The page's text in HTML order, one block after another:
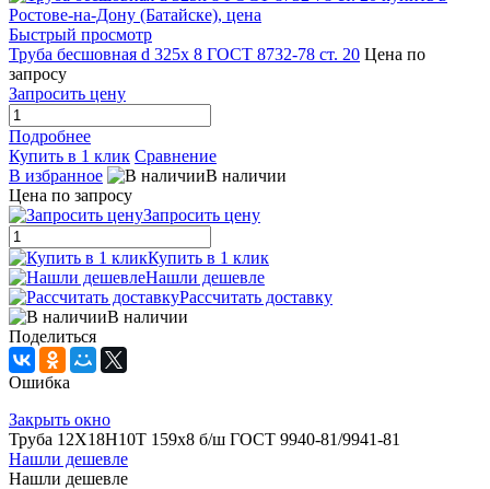
Быстрый просмотр
Труба бесшовная d 325х 8 ГОСТ 8732-78 ст. 20 Цена по
запросу
Запросить цену
Подробнее
Купить в 1 клик Сравнение
В избранное
В наличии
Цена по запросу
Запросить цену
Купить в 1 клик
Нашли дешевле
Рассчитать доставку
В наличии
Поделиться
Ошибка
Закрыть окно
Труба 12Х18Н10Т 159х8 б/ш ГОСТ 9940-81/9941-81
Нашли дешевле
Нашли дешевле